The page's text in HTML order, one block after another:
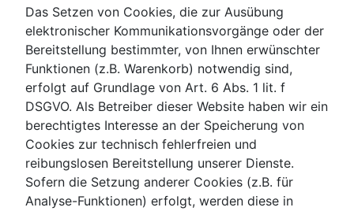
Das Setzen von Cookies, die zur Ausübung
elektronischer Kommunikationsvorgänge oder der
Bereitstellung bestimmter, von Ihnen erwünschter
Funktionen (z.B. Warenkorb) notwendig sind,
erfolgt auf Grundlage von Art. 6 Abs. 1 lit. f
DSGVO. Als Betreiber dieser Website haben wir ein
berechtigtes Interesse an der Speicherung von
Cookies zur technisch fehlerfreien und
reibungslosen Bereitstellung unserer Dienste.
Sofern die Setzung anderer Cookies (z.B. für
Analyse-Funktionen) erfolgt, werden diese in